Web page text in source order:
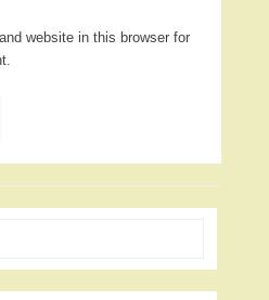
website in this browser for